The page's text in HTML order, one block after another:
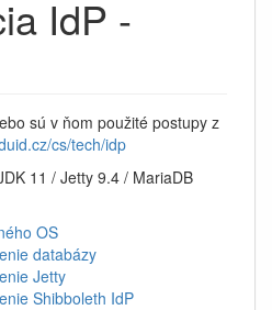
IdP -
sú v ňom použité postupy z
cs/tech/idp
11 / Jetty 9.4 / MariaDB
OS
databázy
Jetty
Shibboleth IdP